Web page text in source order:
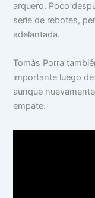
arquero. Poco
serie de rebotes,
adelantada.
Tomás Porra
importante luego
aunque
empate.